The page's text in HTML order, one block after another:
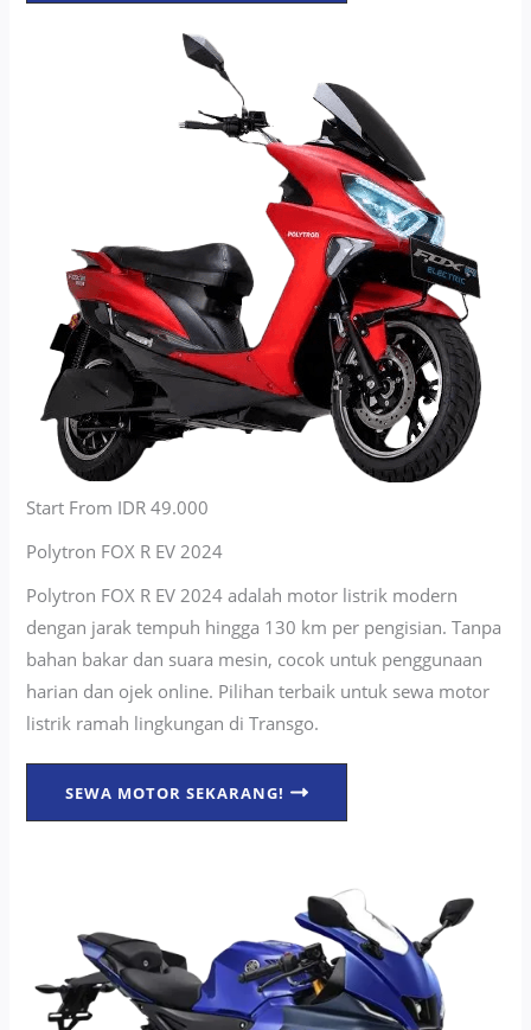
Start From IDR 49.000
Polytron FOX R EV 2024
Polytron FOX R EV 2024 adalah motor listrik modern
dengan jarak tempuh hingga 130 km per pengisian. Tanpa
bahan bakar dan suara mesin, cocok untuk penggunaan
harian dan ojek online. Pilihan terbaik untuk sewa motor
listrik ramah lingkungan di Transgo.
SEWA MOTOR SEKARANG!